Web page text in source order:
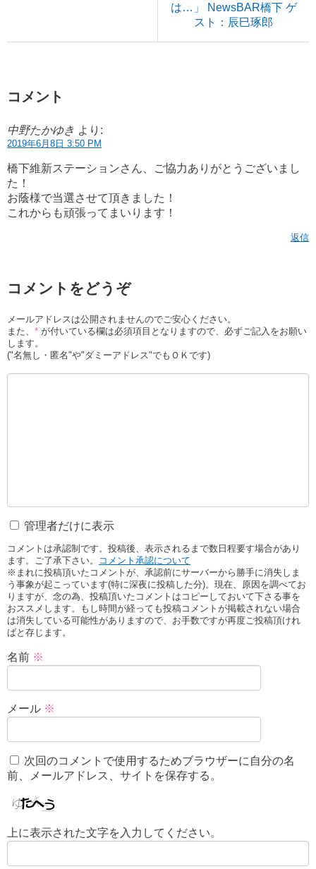
は…」 NewsBAR橋下 ゲ
スト：辰巳琢郎
コメント
中野たかゆき より:
2019年6月8日 3:50 PM
橋下維新ステーションさん、ご協力ありがとうございまし
た！
お蔭様で当選させて頂きました！
これからも頑張ってまいります！
返信
コメントをどうぞ
メールアドレスは公開されませんのでご安心ください。
また、 * が付いている欄は必須項目となりますので、必ずご記入をお願い
します。
("名無し・匿名"や"ダミーアドレス"でもＯＫです)
管理者だけに表示
コメントは承認制です。投稿後、表示されるまで数日程要す場合があり
ます。ご了承下さい。
コメント承認について
※まれに投稿頂いたコメントが、承認前にサーバーから勝手に消失しま
う事象が起こっています(特に深夜に投稿した分)。現在、原因を調べてお
りますが、念の為、投稿頂いたコメントはコピーしておいて下さる事を
おススメします。もし時間が経っても投稿コメントが掲載されない場合
は消失している可能性がありますので、お手数ですが再度ご投稿頂けれ
ばと存じます。
名前 ※
メール ※
次回のコメントで使用するためブラウザーに自分の名
前、メールアドレス、サイトを保存する。
上に表示された文字を入力してください。